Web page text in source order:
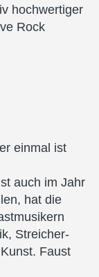
hochwertiger
Rock
einmal ist
auch im Jahr
hat die
Streicher-
Faust